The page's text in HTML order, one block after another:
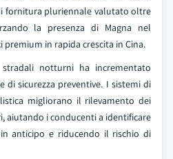
fornitura pluriennale valutato oltre
la presenza di Magna nel
in rapida crescita in Cina.
notturni ha incrementato
di sicurezza preventive. I sistemi di
migliorano il rilevamento dei
aiutando i conducenti a identificare
anticipo e riducendo il rischio di